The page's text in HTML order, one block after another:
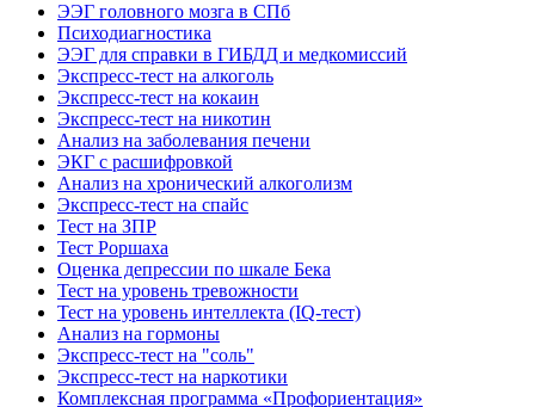
ЭЭГ головного мозга в СПб
Психодиагностика
ЭЭГ для справки в ГИБДД и медкомиссий
Экспресс-тест на алкоголь
Экспресс-тест на кокаин
Экспресс-тест на никотин
Анализ на заболевания печени
ЭКГ с расшифровкой
Анализ на хронический алкоголизм
Экспресс-тест на спайс
Тест на ЗПР
Тест Роршаха
Оценка депрессии по шкале Бека
Тест на уровень тревожности
Тест на уровень интеллекта (IQ-тест)
Анализ на гормоны
Экспресс-тест на "соль"
Экспресс-тест на наркотики
Комплексная программа «Профориентация»